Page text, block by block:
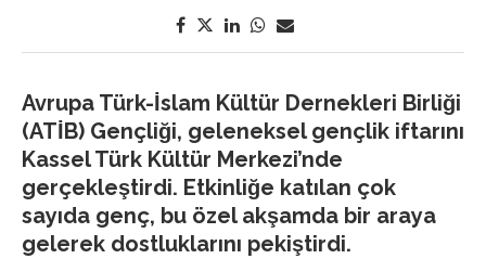
Avrupa Türk-İslam Kültür Dernekleri Birliği
(ATİB) Gençliği, geleneksel gençlik iftarını
Kassel Türk Kültür Merkezi’nde
gerçekleştirdi. Etkinliğe katılan çok
sayıda genç, bu özel akşamda bir araya
gelerek dostluklarını pekiştirdi.